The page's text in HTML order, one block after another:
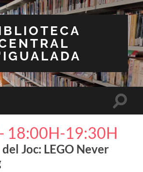
Toggle
- 18:00H-19:30H
Joc: LEGO Never